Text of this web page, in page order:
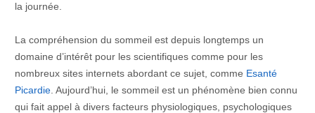
la journée.
La compréhension du sommeil est depuis longtemps un
domaine d’intérêt pour les scientifiques comme pour les
nombreux sites internets abordant ce sujet, comme Esanté
Picardie. Aujourd’hui, le sommeil est un phénomène bien connu
qui fait appel à divers facteurs physiologiques, psychologiques